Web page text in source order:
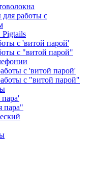
работы с
с 'витой парой'
с "витой парой"
с 'витой парой'
с "витой парой"
пара'
пара"